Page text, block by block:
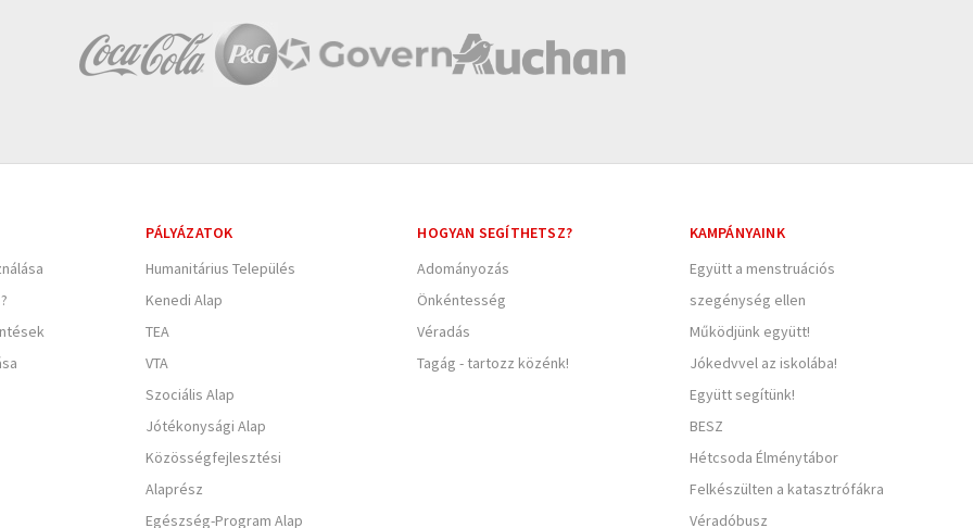
PÁLYÁZATOK
Humanitárius Település
Kenedi Alap
TEA
VTA
Szociális Alap
Jótékonysági Alap
Közösségfejlesztési
Alaprész
Egészség-Program Alap
HOGYAN SEGÍTHETSZ?
Adományozás
Önkéntesség
Véradás
Tagág - tartozz közénk!
KAMPÁNYAINK
Együtt a menstruációs
szegénység ellen
Működjünk együtt!
Jókedvvel az iskolába!
Együtt segítünk!
BESZ
Hétcsoda Élménytábor
Felkészülten a katasztrófákra
Véradóbusz